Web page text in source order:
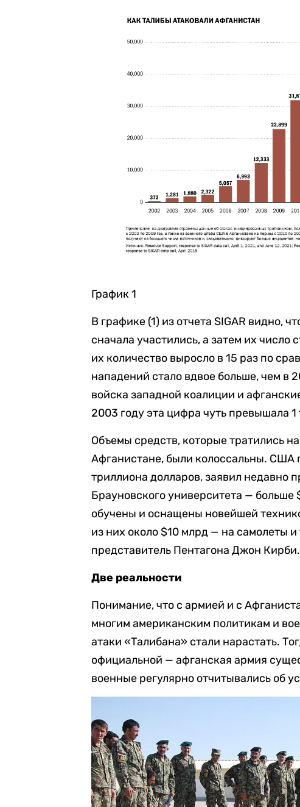
График 1
В графике (1) из отчета SIGAR видно,
сначала участились, а затем их число
их количество выросло в 15 раз по
нападений стало вдвое больше, чем в
войска западной коалиции и
2003 году эта цифра чуть превышала 1
Объемы средств, которые тратились
Афганистане, были колоссальны. США
триллиона долларов, заявил недавно
Брауновского университета —
обучены и оснащены новейшей
из них около $10 млрд — на самолеты
представитель Пентагона Джон Кирби.
Две реальности
Понимание, что с армией и c
многим американским политикам и
атаки «Талибана» стали нарастать.
официальной — афганская армия
военные регулярно отчитывались об